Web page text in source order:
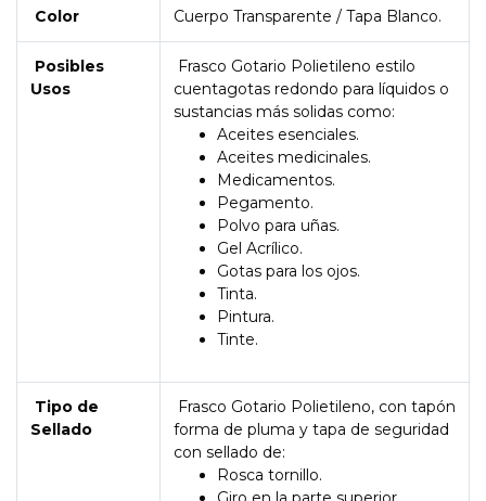
Color Cuerpo Transparente / Tapa Blanco.
Posibles
Usos
Frasco Gotario Polietileno estilo
cuentagotas redondo para líquidos o
sustancias más solidas como:
Aceites esenciales.
Aceites medicinales.
Medicamentos.
Pegamento.
Polvo para uñas.
Gel Acrílico.
Gotas para los ojos.
Tinta.
Pintura.
Tinte.
Tipo de
Sellado
Frasco Gotario Polietileno, con tapón
forma de pluma y tapa de seguridad
con sellado de:
Rosca tornillo.